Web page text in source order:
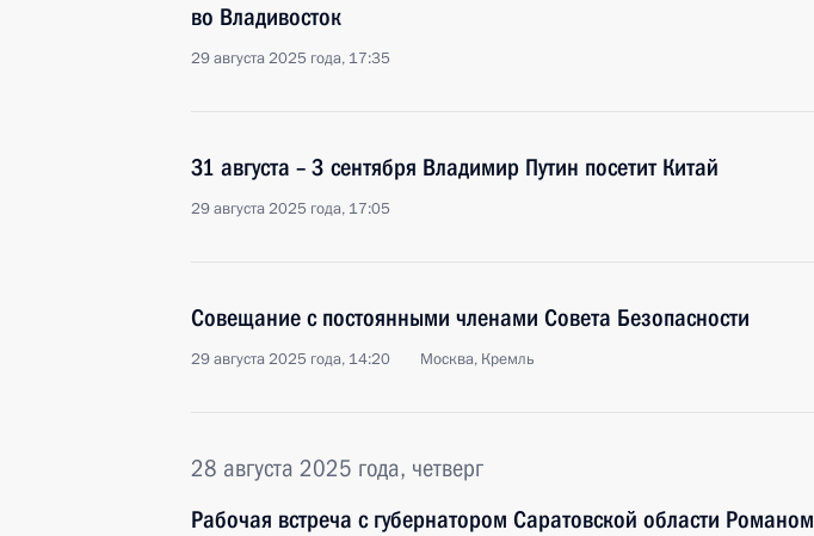
во Владивосток
29 августа 2025 года, 17:35
31 августа – 3 сентября Владимир Путин посетит Китай
29 августа 2025 года, 17:05
Совещание с постоянными членами Совета Безопасности
29 августа 2025 года, 14:20 Москва, Кремль
28 августа 2025 года, четверг
Рабочая встреча с губернатором Саратовской области Романом